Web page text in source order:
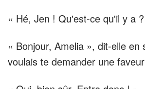
« Hé, Jen ! Qu'est-ce qu'il y a
« Bonjour, Amelia », dit-elle en
voulais te demander une